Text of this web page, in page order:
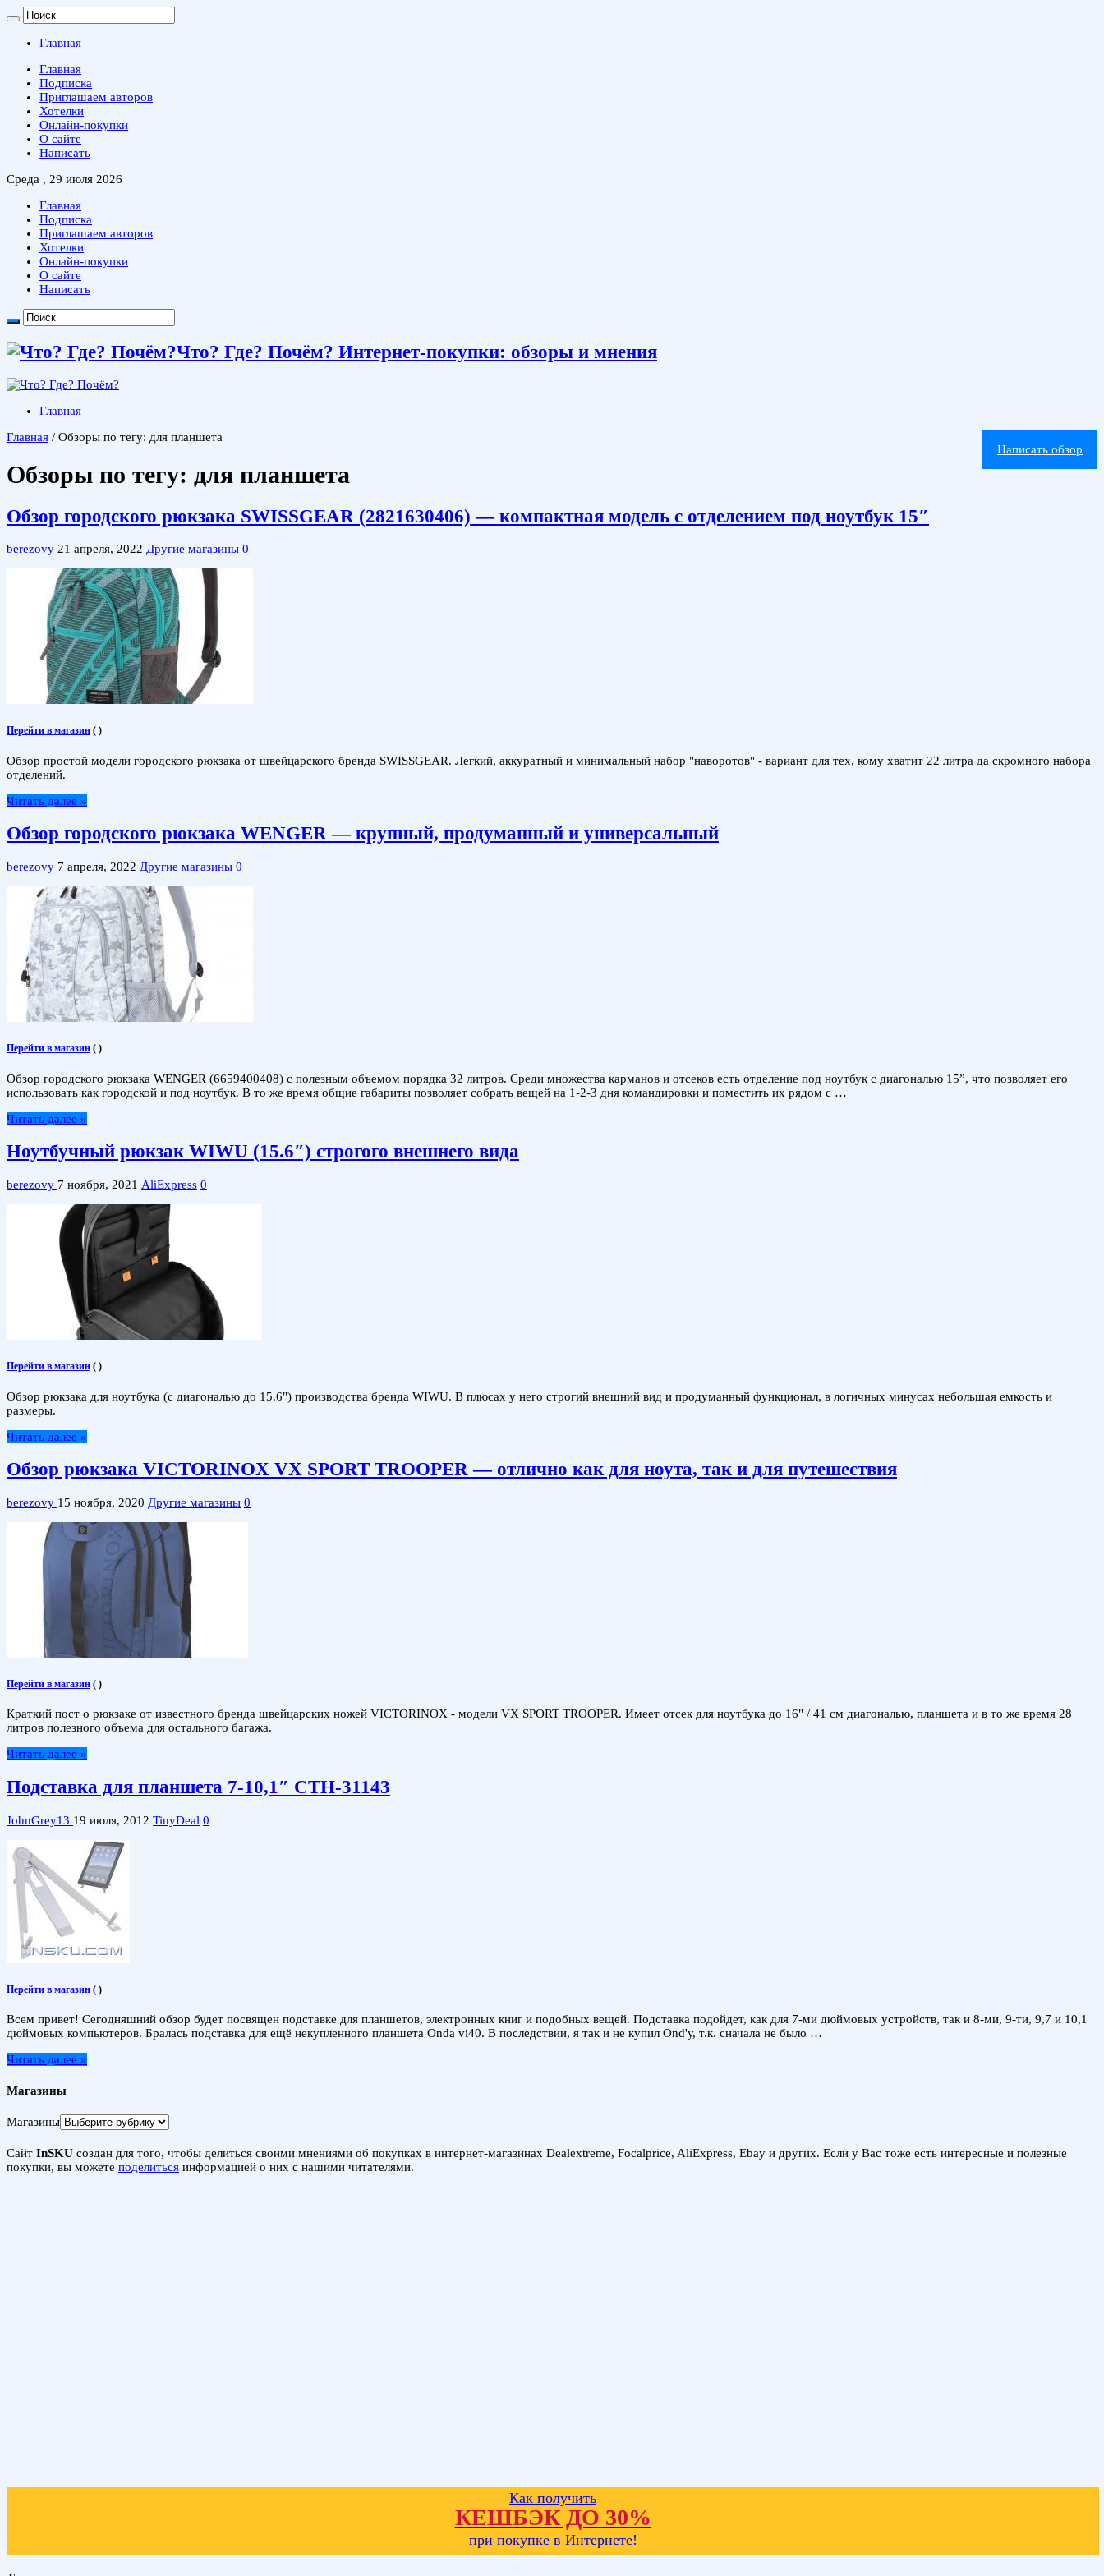
Главная
Главная
Подписка
Приглашаем авторов
Хотелки
Онлайн-покупки
О сайте
Написать
Среда , 29 июля 2026
Главная
Подписка
Приглашаем авторов
Хотелки
Онлайн-покупки
О сайте
Написать
Что? Где? Почём? Интернет-покупки: обзоры и мнения
Главная
Написать обзор
Главная / Обзоры по тегу: для планшета
Обзоры по тегу: для планшета
Обзор городского рюкзака SWISSGEAR (2821630406) — компактная модель с отделением под ноутбук 15″
berezovy 21 апреля, 2022 Другие магазины 0
Перейти в магазин ( )
Обзор простой модели городского рюкзака от швейцарского бренда SWISSGEAR. Легкий, аккуратный и минимальный набор "наворотов" - вариант для тех, кому хватит 22 литра да скромного набора
отделений.
Читать далее »
Обзор городского рюкзака WENGER — крупный, продуманный и универсальный
berezovy 7 апреля, 2022 Другие магазины 0
Перейти в магазин ( )
Обзор городского рюкзака WENGER (6659400408) с полезным объемом порядка 32 литров. Среди множества карманов и отсеков есть отделение под ноутбук с диагональю 15”, что позволяет его
использовать как городской и под ноутбук. В то же время общие габариты позволяет собрать вещей на 1-2-3 дня командировки и поместить их рядом с …
Читать далее »
Ноутбучный рюкзак WIWU (15.6″) строгого внешнего вида
berezovy 7 ноября, 2021 AliExpress 0
Перейти в магазин ( )
Обзор рюкзака для ноутбука (с диагональю до 15.6") производства бренда WIWU. В плюсах у него строгий внешний вид и продуманный функционал, в логичных минусах небольшая емкость и
размеры.
Читать далее »
Обзор рюкзака VICTORINOX VX SPORT TROOPER — отлично как для ноута, так и для путешествия
berezovy 15 ноября, 2020 Другие магазины 0
Перейти в магазин ( )
Краткий пост о рюкзаке от известного бренда швейцарских ножей VICTORINOX - модели VX SPORT TROOPER. Имеет отсек для ноутбука до 16" / 41 см диагональю, планшета и в то же время 28
литров полезного объема для остального багажа.
Читать далее »
Подставка для планшета 7-10,1″ CTH-31143
JohnGrey13 19 июля, 2012 TinyDeal 0
Перейти в магазин ( )
Всем привет! Сегодняшний обзор будет посвящен подставке для планшетов, электронных книг и подобных вещей. Подставка подойдет, как для 7-ми дюймовых устройств, так и 8-ми, 9-ти, 9,7 и 10,1
дюймовых компьютеров. Бралась подставка для ещё некупленного планшета Onda vi40. В последствии, я так и не купил Ond'у, т.к. сначала не было …
Читать далее »
Магазины
Магазины
Сайт InSKU создан для того, чтобы делиться своими мнениями об покупках в интернет-магазинах Dealextreme, Focalprice, AliExpress, Ebay и других. Если у Вас тоже есть интересные и полезные
покупки, вы можете поделиться информацией о них с нашими читателями.
Как получить
КЕШБЭК ДО 30%
при покупке в Интернете!